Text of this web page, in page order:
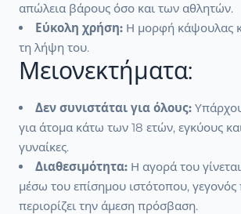
απώλεια βάρους όσο και των αθλητών.
Εύκολη χρήση: Η μορφή κάψουλας
τη λήψη του.
Μειονεκτήματα:
Δεν συνιστάται για όλους:
για άτομα κάτω των 18 ετών, εγκύους
γυναίκες.
Διαθεσιμότητα: Η αγορά του
μέσω του επίσημου ιστότοπου,
περιορίζει την άμεση πρόσβαση.